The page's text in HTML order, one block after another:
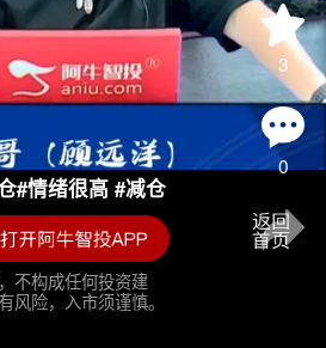
3
0
#情绪很高 #减仓
不构成任何投资建
风险，入市须谨慎。